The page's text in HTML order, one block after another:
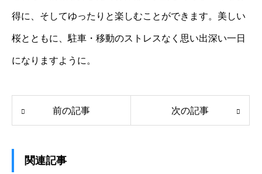
得に、そしてゆったりと楽しむことができます。美しい
桜とともに、駐車・移動のストレスなく思い出深い一日
になりますように。
前の記事 次の記事
関連記事